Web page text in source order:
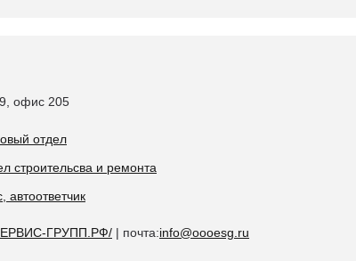
офис 205
отдел
строительсва и ремонта
ГРУПП.РФ/ | почта:info@oooesg.ru